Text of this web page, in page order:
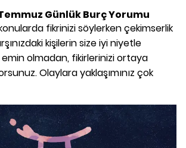
Günlük Burç Yorumu
fikrinizi söylerken çekimserlik
kişilerin size iyi niyetle
emin olmadan, fikirlerinizi ortaya
Olaylara yaklaşımınız çok